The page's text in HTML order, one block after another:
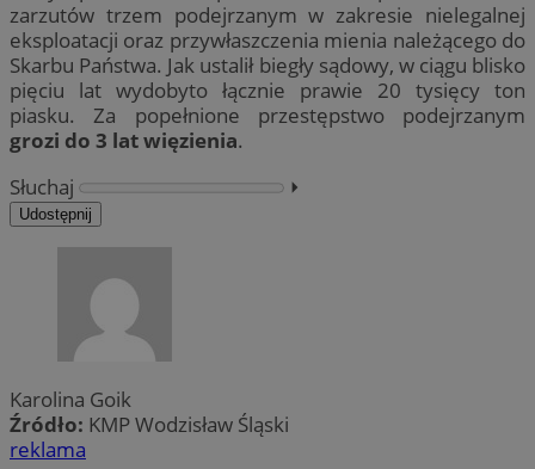
zarzutów trzem podejrzanym w zakresie nielegalnej
eksploatacji oraz przywłaszczenia mienia należącego do
Skarbu Państwa. Jak ustalił biegły sądowy, w ciągu blisko
pięciu lat wydobyto łącznie prawie 20 tysięcy ton
piasku. Za popełnione przestępstwo podejrzanym
grozi do 3 lat więzienia.
Słuchaj
⏵︎
Udostępnij
Karolina Goik
Źródło: KMP Wodzisław Śląski
reklama